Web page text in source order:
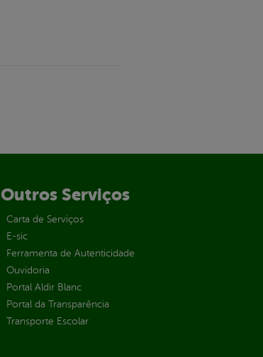
Outros Serviços
Carta de Serviços
E-sic
Ferramenta de Autenticidade
Ouvidoria
Portal Aldir Blanc
Portal da Transparência
Transporte Escolar